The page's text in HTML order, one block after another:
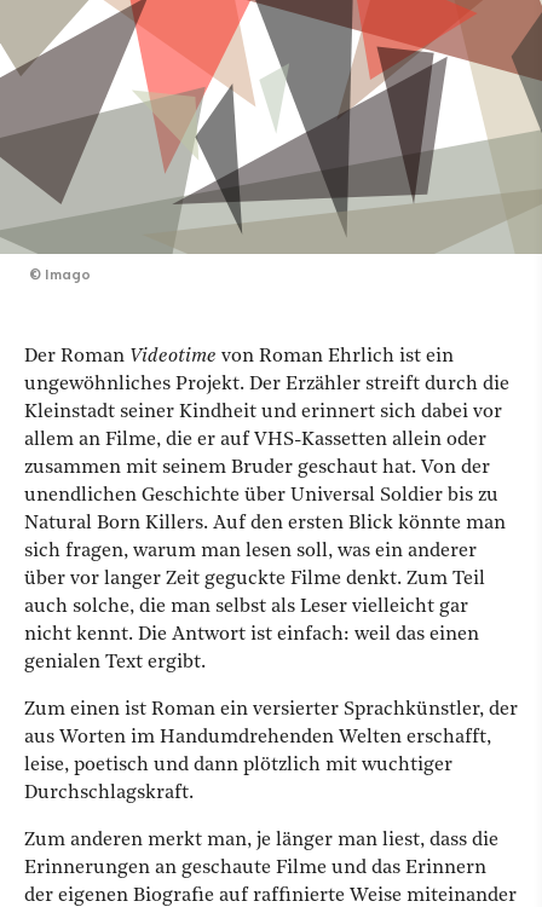
© Imago
Der Roman Videotime von Roman Ehrlich ist ein
ungewöhnliches Projekt. Der Erzähler streift durch die
Kleinstadt seiner Kindheit und erinnert sich dabei vor
allem an Filme, die er auf VHS-Kassetten allein oder
zusammen mit seinem Bruder geschaut hat. Von der
unendlichen Geschichte über Universal Soldier bis zu
Natural Born Killers. Auf den ersten Blick könnte man
sich fragen, warum man lesen soll, was ein anderer
über vor langer Zeit geguckte Filme denkt. Zum Teil
auch solche, die man selbst als Leser vielleicht gar
nicht kennt. Die Antwort ist einfach: weil das einen
genialen Text ergibt.
Zum einen ist Roman ein versierter Sprachkünstler, der
aus Worten im Handumdrehenden Welten erschafft,
leise, poetisch und dann plötzlich mit wuchtiger
Durchschlagskraft.
Zum anderen merkt man, je länger man liest, dass die
Erinnerungen an geschaute Filme und das Erinnern
der eigenen Biografie auf raffinierte Weise miteinander